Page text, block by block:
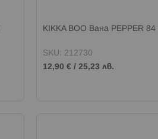
KIKKA BOO Вана PEPPER
SKU: 212730
12,90 € /25,23 лв.